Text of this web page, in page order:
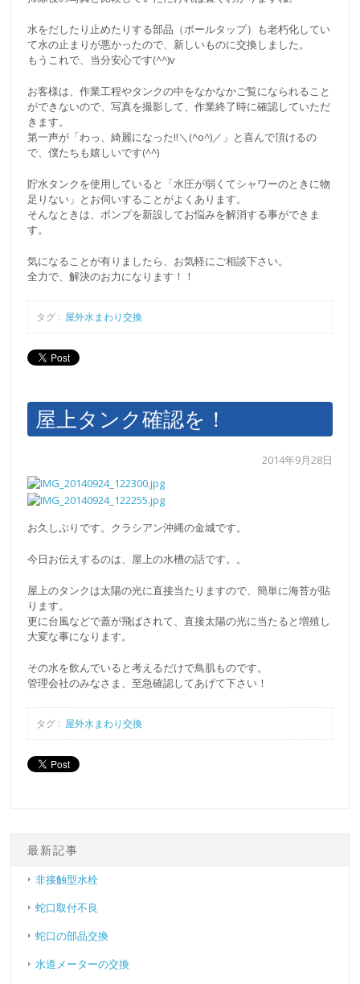
水をだしたり止めたりする部品（ボールタップ）も老朽化してい
て水の止まりが悪かったので、新しいものに交換しました。
もうこれで、当分安心です(^^)v
お客様は、作業工程やタンクの中をなかなかご覧になられること
ができないので、写真を撮影して、作業終了時に確認していただ
きます。
第一声が「わっ、綺麗になった!!＼(^o^)／」と喜んで頂けるの
で、僕たちも嬉しいです(^^)
貯水タンクを使用していると「水圧が弱くてシャワーのときに物
足りない」とお伺いすることがよくあります。
そんなときは、ポンプを新設してお悩みを解消する事ができま
す。
気になることが有りましたら、お気軽にご相談下さい。
全力で、解決のお力になります！！
タグ : 屋外水まわり交換
屋上タンク確認を！
2014年9月28日
お久しぶりです。クラシアン沖縄の金城です。
今日お伝えするのは、屋上の水槽の話です。。
屋上のタンクは太陽の光に直接当たりますので、簡単に海苔が貼
ります。
更に台風などで蓋が飛ばされて、直接太陽の光に当たると増殖し
大変な事になります。
その水を飲んでいると考えるだけで鳥肌ものです。
管理会社のみなさま、至急確認してあげて下さい！
タグ : 屋外水まわり交換
最新記事
非接触型水栓
蛇口取付不良
蛇口の部品交換
水道メーターの交換